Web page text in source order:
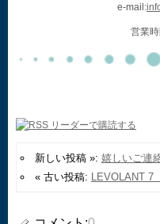
e-mail:
営業
新しい投稿 »: 嬉しいご
« 古い投稿: LEVOLANT 7